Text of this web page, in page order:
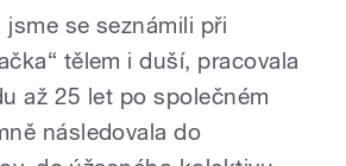
se seznámili při
tělem i duší, pracovala
až 25 let po společném
následovala do